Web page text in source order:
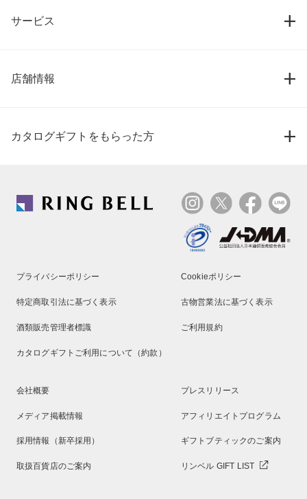
サービス
店舗情報
カタログギフトをもらった方
プライバシーポリシー Cookieポリシー
特定商取引法に基づく表示 古物営業法に基づく表示
酒類販売管理者標識 ご利用規約
カタログギフトご利用について（約款）
会社概要 プレスリリース
メディア掲載情報 アフィリエイトプログラム
採用情報（新卒採用） ギフトブティックのご案内
取扱百貨店のご案内 リンベル GIFT LIST